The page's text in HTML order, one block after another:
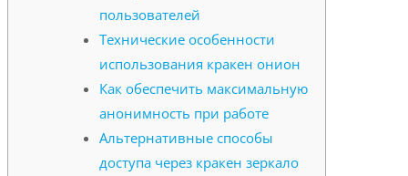
пользователей
Технические особенности
использования кракен онион
Как обеспечить максимальную
анонимность при работе
Альтернативные способы
доступа через кракен зеркало